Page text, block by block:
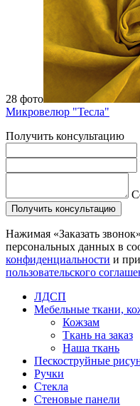
28 фото
Микровелюр "Тесла"
Получить консультацию
Нажимая «Заказать
персональных данных в
конфиденциальности и
пользовательского
ЛДСП
Мебельные ткани,
Кожзам
Ткань на заказ
Наша ткань
Пескоструйные
Ручки
Стекла
Стеновые панели